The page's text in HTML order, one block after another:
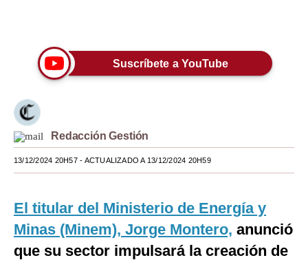
Lujo
Viajes
Moda
Estilos
Mundo
México
España
Suscríbete a YouTube
Redacción Gestión
13/12/2024 20H57- ACTUALIZADO A 13/12/2024 20H59
El titular del Ministerio de Energía y
Minas (Minem), Jorge Montero, anunció
que su sector impulsará la creación de